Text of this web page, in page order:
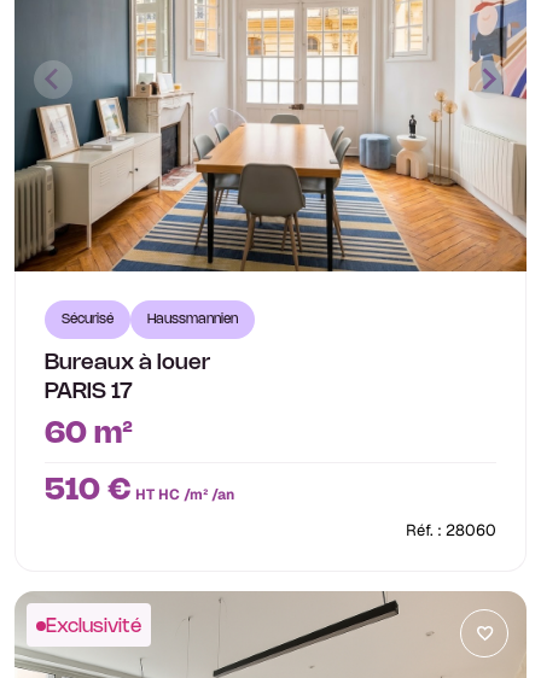
Sécurisé Haussmannien
Bureaux à louer
PARIS 17
60 m²
510 € HT HC /m² /an
Réf. : 28060
Exclusivité